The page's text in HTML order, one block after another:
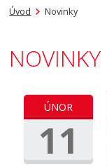
Úvod Novinky
NOVINKY
ÚNOR
11